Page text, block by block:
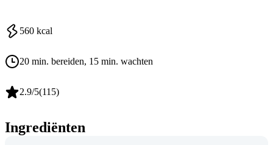
560 kcal
20 min. bereiden, 15 min. wachten
2.9/5(115)
Ingrediënten